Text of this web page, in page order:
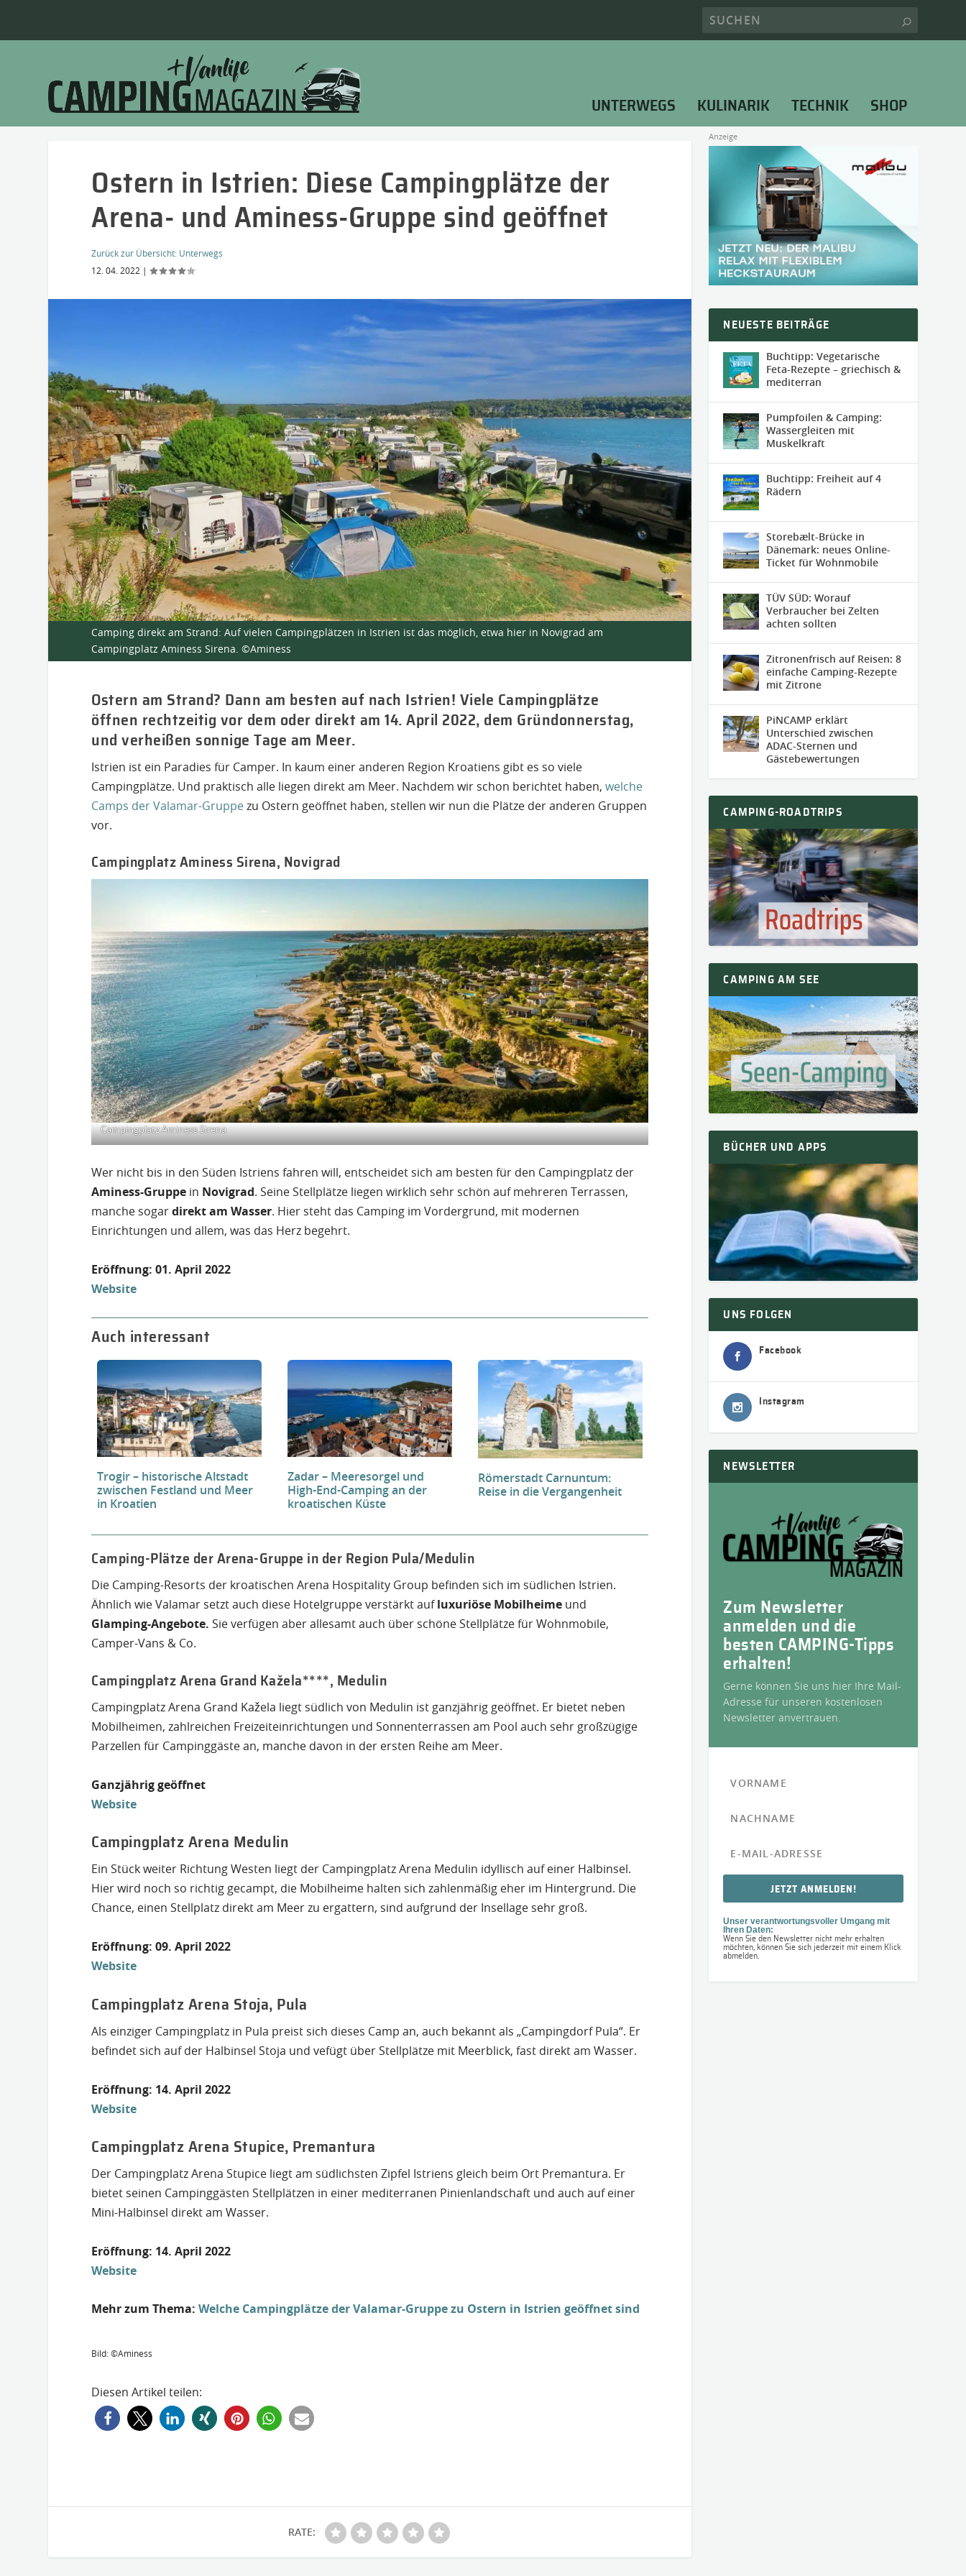
UNTERWEGS KULINARIK TECHNIK SHOP
Ostern in Istrien: Diese Campingplätze der
Arena- und Aminess-Gruppe sind geöffnet
Zurück zur Übersicht: Unterwegs
12. 04. 2022 |
Camping direkt am Strand: Auf vielen Campingplätzen in Istrien ist das möglich, etwa hier in Novigrad am
Campingplatz Aminess Sirena. ©Aminess
Ostern am Strand? Dann am besten auf nach Istrien! Viele Campingplätze
öffnen rechtzeitig vor dem oder direkt am 14. April 2022, dem Gründonnerstag,
und verheißen sonnige Tage am Meer.
Istrien ist ein Paradies für Camper. In kaum einer anderen Region Kroatiens gibt es so viele
Campingplätze. Und praktisch alle liegen direkt am Meer. Nachdem wir schon berichtet haben,welche
Camps der Valamar-Gruppezu Ostern geöffnet haben, stellen wir nun die Plätze der anderen Gruppen
vor.
Campingplatz Aminess Sirena, Novigrad
Campingplatz Aminess Sirena
Wer nicht bis in den Süden Istriens fahren will, entscheidet sich am besten für den Campingplatz der
Aminess-Gruppe in Novigrad. Seine Stellplätze liegen wirklich sehr schön auf mehreren Terrassen,
manche sogardirekt am Wasser. Hier steht das Camping im Vordergrund, mit modernen
Einrichtungen und allem, was das Herz begehrt.
Eröffnung: 01. April 2022
Website
Auch interessant
Trogir – historische Altstadt
zwischen Festland und Meer
in Kroatien
Zadar – Meeresorgel und
High-End-Camping an der
kroatischen Küste
Römerstadt Carnuntum:
Reise in die Vergangenheit
Camping-Plätze der Arena-Gruppe in der Region Pula/Medulin
Die Camping-Resorts der kroatischen Arena Hospitality Group befinden sich im südlichen Istrien.
Ähnlich wie Valamar setzt auch diese Hotelgruppe verstärkt aufluxuriöse Mobilheime und
Glamping-Angebote. Sie verfügen aber allesamt auch über schöne Stellplätze für Wohnmobile,
Camper-Vans & Co.
Campingplatz Arena Grand Kažela****, Medulin
Campingplatz Arena Grand Kažela liegt südlich von Medulin ist ganzjährig geöffnet. Er bietet neben
Mobilheimen, zahlreichen Freizeiteinrichtungen und Sonnenterrassen am Pool auch sehr großzügige
Parzellen für Campinggäste an, manche davon in der ersten Reihe am Meer.
Ganzjährig geöffnet
Website
Campingplatz Arena Medulin
Ein Stück weiter Richtung Westen liegt der Campingplatz Arena Medulin idyllisch auf einer Halbinsel.
Hier wird noch so richtig gecampt, die Mobilheime halten sich zahlenmäßig eher im Hintergrund. Die
Chance, einen Stellplatz direkt am Meer zu ergattern, sind aufgrund der Insellage sehr groß.
Eröffnung: 09. April 2022
Website
Campingplatz Arena Stoja, Pula
Als einziger Campingplatz in Pula preist sich dieses Camp an, auch bekannt als „Campingdorf Pula“. Er
befindet sich auf der Halbinsel Stoja und vefügt über Stellplätze mit Meerblick, fast direkt am Wasser.
Eröffnung: 14. April 2022
Website
Campingplatz Arena Stupice, Premantura
Der Campingplatz Arena Stupice liegt am südlichsten Zipfel Istriens gleich beim Ort Premantura. Er
bietet seinen Campinggästen Stellplätzen in einer mediterranen Pinienlandschaft und auch auf einer
Mini-Halbinsel direkt am Wasser.
Eröffnung: 14. April 2022
Website
Mehr zum Thema:Welche Campingplätze der Valamar-Gruppe zu Ostern in Istrien geöffnet sind
Bild: ©Aminess
Diesen Artikel teilen:
RATE:
Anzeige
NEUESTE BEITRÄGE
Buchtipp: Vegetarische
Feta-Rezepte – griechisch &
mediterran
Pumpfoilen & Camping:
Wassergleiten mit
Muskelkraft
Buchtipp: Freiheit auf 4
Rädern
Storebælt-Brücke in
Dänemark: neues Online-
Ticket für Wohnmobile
TÜV SÜD: Worauf
Verbraucher bei Zelten
achten sollten
Zitronenfrisch auf Reisen: 8
einfache Camping-Rezepte
mit Zitrone
PiNCAMP erklärt
Unterschied zwischen
ADAC-Sternen und
Gästebewertungen
CAMPING-ROADTRIPS
CAMPING AM SEE
BÜCHER UND APPS
UNS FOLGEN
Facebook
Instagram
NEWSLETTER
Zum Newsletter
anmelden und die
besten CAMPING-Tipps
erhalten!
Gerne können Sie uns hier Ihre Mail-
Adresse für unseren kostenlosen
Newsletter anvertrauen.
JETZT ANMELDEN!
Unser verantwortungsvoller Umgang mit
Ihren Daten:
Wenn Sie den Newsletter nicht mehr erhalten
möchten, können Sie sich jederzeit mit einem Klick
abmelden.